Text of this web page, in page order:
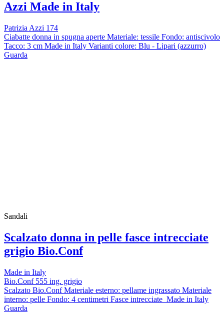
Azzi Made in Italy
Patrizia Azzi 174
Ciabatte donna in spugna aperte Materiale: tessile Fondo: antiscivolo
Tacco: 3 cm Made in Italy Varianti colore: Blu - Lipari (azzurro)
Guarda
Sandali
Scalzato donna in pelle fasce intrecciate
grigio Bio.Conf
Made in Italy
Bio.Conf 555 ing. grigio
Scalzato Bio.Conf Materiale esterno: pellame ingrassato Materiale
interno: pelle Fondo: 4 centimetri Fasce intrecciate Made in Italy
Guarda